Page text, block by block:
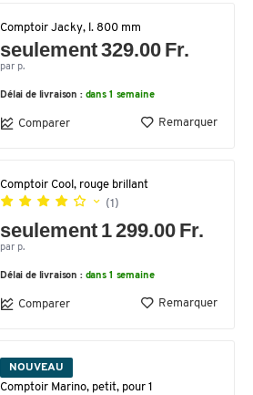
Comptoir Jacky, l. 800 mm
seulement 329.00 Fr.
par p.
Délai de livraison : dans 1 semaine
Comparer Remarquer
Comptoir Cool, rouge brillant
(1)
seulement 1 299.00 Fr.
par p.
Délai de livraison : dans 1 semaine
Comparer Remarquer
NOUVEAU
Comptoir Marino, petit, pour 1